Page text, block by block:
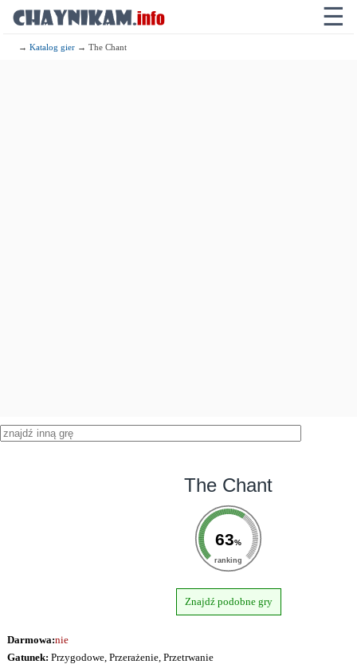
☰
→Katalog gier → The Chant
The Chant
63%
ranking
Znajdź podobne gry
Darmowa:nie
Gatunek: Przygodowe, Przerażenie, Przetrwanie